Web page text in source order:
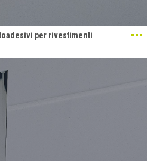
per rivestimenti